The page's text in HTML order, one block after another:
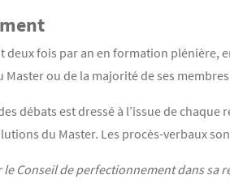
deux fois par an en formation plénière,
ou de la majorité de ses
débats est dressé à l’issue de
du Master. Les procès-verbaux
Conseil de perfectionnement dans sa